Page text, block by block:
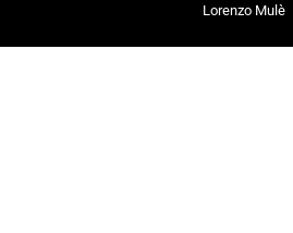
Lorenzo Mulè